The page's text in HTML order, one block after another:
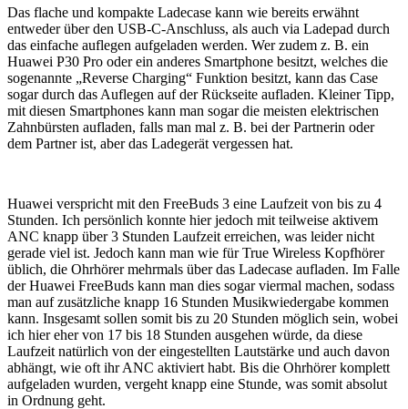
Das flache und kompakte Ladecase kann wie bereits erwähnt
entweder über den USB-C-Anschluss, als auch via Ladepad durch
das einfache auflegen aufgeladen werden. Wer zudem z. B. ein
Huawei P30 Pro oder ein anderes Smartphone besitzt, welches die
sogenannte „Reverse Charging“ Funktion besitzt, kann das Case
sogar durch das Auflegen auf der Rückseite aufladen. Kleiner Tipp,
mit diesen Smartphones kann man sogar die meisten elektrischen
Zahnbürsten aufladen, falls man mal z. B. bei der Partnerin oder
dem Partner ist, aber das Ladegerät vergessen hat.
Huawei verspricht mit den FreeBuds 3 eine Laufzeit von bis zu 4
Stunden. Ich persönlich konnte hier jedoch mit teilweise aktivem
ANC knapp über 3 Stunden Laufzeit erreichen, was leider nicht
gerade viel ist. Jedoch kann man wie für True Wireless Kopfhörer
üblich, die Ohrhörer mehrmals über das Ladecase aufladen. Im Falle
der Huawei FreeBuds kann man dies sogar viermal machen, sodass
man auf zusätzliche knapp 16 Stunden Musikwiedergabe kommen
kann. Insgesamt sollen somit bis zu 20 Stunden möglich sein, wobei
ich hier eher von 17 bis 18 Stunden ausgehen würde, da diese
Laufzeit natürlich von der eingestellten Lautstärke und auch davon
abhängt, wie oft ihr ANC aktiviert habt. Bis die Ohrhörer komplett
aufgeladen wurden, vergeht knapp eine Stunde, was somit absolut
in Ordnung geht.